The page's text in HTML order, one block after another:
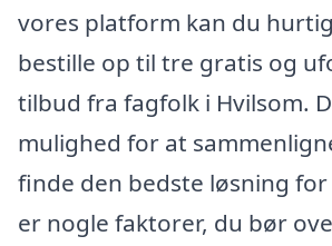
vores platform kan du
bestille op til tre gratis og
tilbud fra fagfolk i Hvilsom.
mulighed for at
finde den bedste løsning
er nogle faktorer, du bør